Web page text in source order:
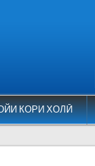
КОРИ ХОЛӢ